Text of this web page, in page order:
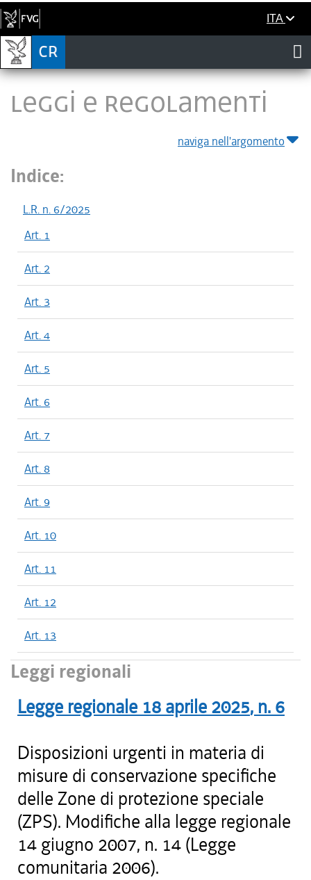
ITA
LEGGI E REGOLAMENTI
naviga nell'argomento
Indice:
L.R. n. 6/2025
Art. 1
Art. 2
Art. 3
Art. 4
Art. 5
Art. 6
Art. 7
Art. 8
Art. 9
Art. 10
Art. 11
Art. 12
Art. 13
Leggi regionali
Legge regionale 18 aprile 2025, n. 6
Disposizioni urgenti in materia di
misure di conservazione specifiche
delle Zone di protezione speciale
(ZPS). Modifiche alla legge regionale
14 giugno 2007, n. 14 (Legge
comunitaria 2006).